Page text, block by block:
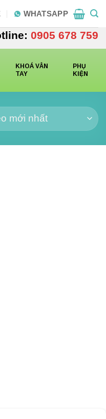
WHATSAPP
0905 678 759
KHOÁ VÂN
TAY
PHỤ
KIỆN